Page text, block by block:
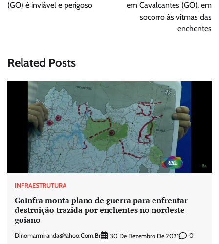
Post
(GO) é inviável e perigoso
em Cavalcantes (GO), em
socorro às vítmas das
enchentes
Related Posts
INFRAESTRUTURA
Goinfra monta plano de guerra para enfrentar
destruição trazida por enchentes no nordeste
goiano
Dinomarmiranda@yahoo.com.br 30 De Dezembro De 2021 0